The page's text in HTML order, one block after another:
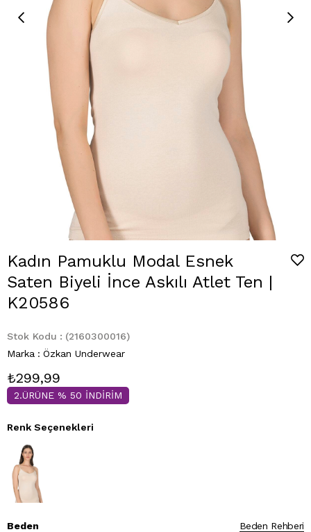
Kadın Pamuklu Modal Esnek
Saten Biyeli İnce Askılı Atlet Ten |
K20586
Stok Kodu
(2160300016)
Marka : Özkan Underwear
₺299,99
2.ÜRÜNE % 50 İNDİRİM
Renk Seçenekleri
Beden Rehberi
Beden